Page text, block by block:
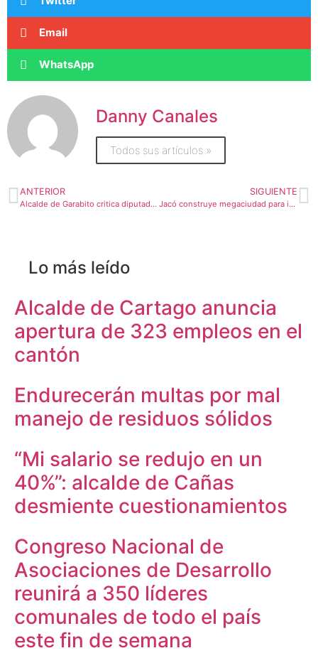
Email
WhatsApp
Danny Canales
Todos sus artículos »
ANTERIOR
Alcalde de Garabito critica diputado de PUSC por proyecto sobre guardavidas
SIGUIENTE
Jacó construye megaciudad para instalar entidades públicas
Lo más leído
Alcalde de Cartago anuncia
apertura de 323 empleos en el
cantón
Endurecerán multas por mal
manejo de residuos sólidos
“Mi salario se redujo en un
40%”: alcalde de Cañas
desmiente cuestionamientos
Congreso Nacional de
Asociaciones de Desarrollo
reunirá a 350 líderes
comunales de todo el país
este fin de semana